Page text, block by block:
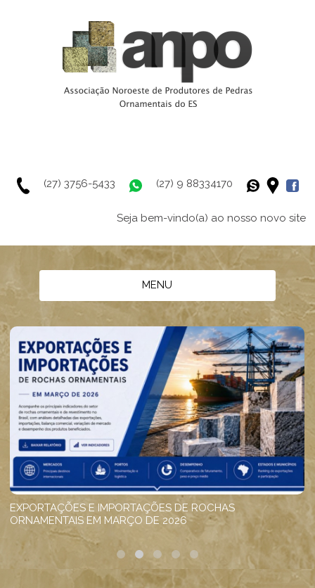
(27) 9 88334170
(27) 3756-5433
Seja bem-vindo(a) ao nosso novo site
MENU